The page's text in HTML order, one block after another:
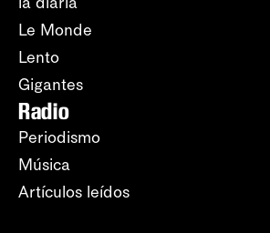
Le Monde
Lento
Gigantes
Radio
Periodismo
Música
Artículos leídos